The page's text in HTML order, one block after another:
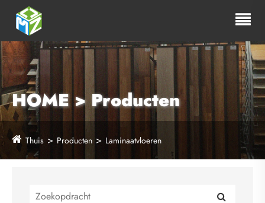
HOME > Producten
Thuis Producten Laminaatvloeren